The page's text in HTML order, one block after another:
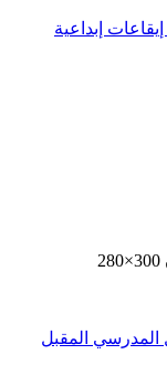
فاشيون ويك 2016 ” على إيقاعات إبداعية
المدرسي المقبل